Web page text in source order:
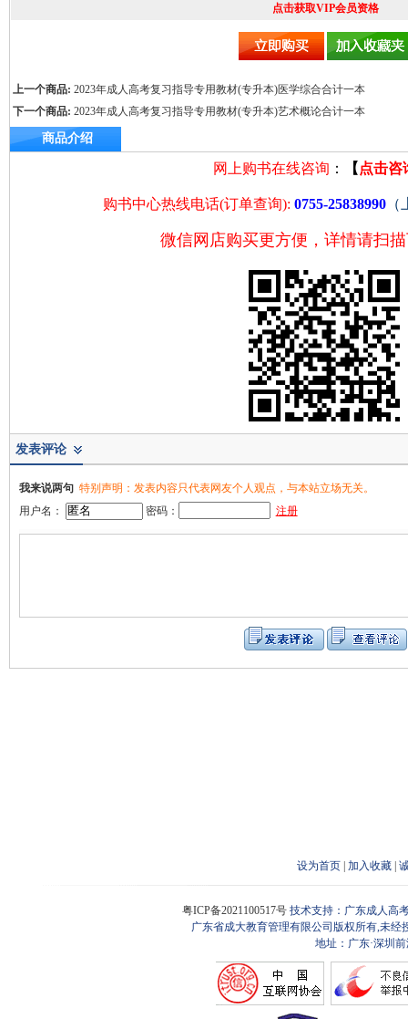
点击获取VIP会员资格
上一个商品: 2023年成人高考复习指导专用教材(专升本)医学综合合计一本
下一个商品: 2023年成人高考复习指导专用教材(专升本)艺术概论合计一本
商品介绍
网上购书在线咨询 ： 【 点击咨
购书中心热线电话(订单查询): 0755-25838990（
微信网店购买更方便，详情请扫
发表评论
我来说两句 特别声明：发表内容只代表网友个人观点，与本站立场无关。
用户名：
密码： 注册
设为首页 加入收藏
粤ICP备2021100517号 技术支持：广东成人高
广东省成大教育管理有限公司版权所有,未
地址：广东·深圳